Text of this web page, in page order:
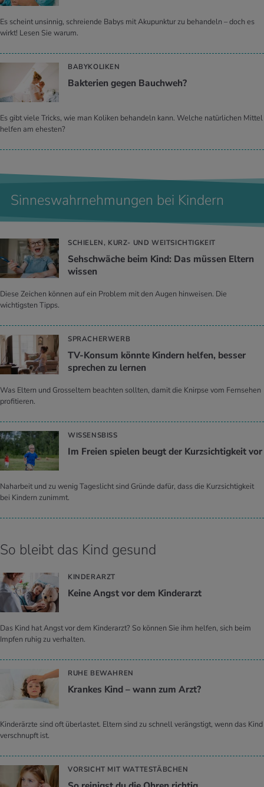
Es scheint unsinnig, schreiende Babys mit Akupunktur zu behandeln – doch es
wirkt! Lesen Sie warum.
BABYKOLIKEN
Bak­te­ri­en gegen Bauch­weh?
Es gibt viele Tricks, wie man Koliken behandeln kann. Welche natürlichen Mittel
helfen am ehesten?
Sinneswahrnehmungen bei Kindern
SCHIELEN, KURZ- UND WEITSICHTIGKEIT
Seh­schwä­che beim Kind: Das müs­sen El­tern
wis­sen
Diese Zeichen können auf ein Problem mit den Augen hinweisen. Die
wichtigsten Tipps.
SPRACHERWERB
TV-Kon­sum könn­te Kin­dern hel­fen, bes­ser
spre­chen zu ler­nen
Was Eltern und Grosseltern beachten sollten, damit die Knirpse vom Fernsehen
profitieren.
WISSENSBISS
Im Frei­en spie­len beugt der Kurz­sich­tig­keit vor
Naharbeit und zu wenig Tageslicht sind Gründe dafür, dass die Kurzsichtigkeit
bei Kindern zunimmt.
So bleibt das Kind gesund
KINDERARZT
Keine Angst vor dem Kin­der­arzt
Das Kind hat Angst vor dem Kinderarzt? So können Sie ihm helfen, sich beim
Impfen ruhig zu verhalten.
RUHE BEWAHREN
Kran­kes Kind – wann zum Arzt?
Kinderärzte sind oft überlastet. Eltern sind zu schnell verängstigt, wenn das Kind
verschnupft ist.
VORSICHT MIT WATTESTÄBCHEN